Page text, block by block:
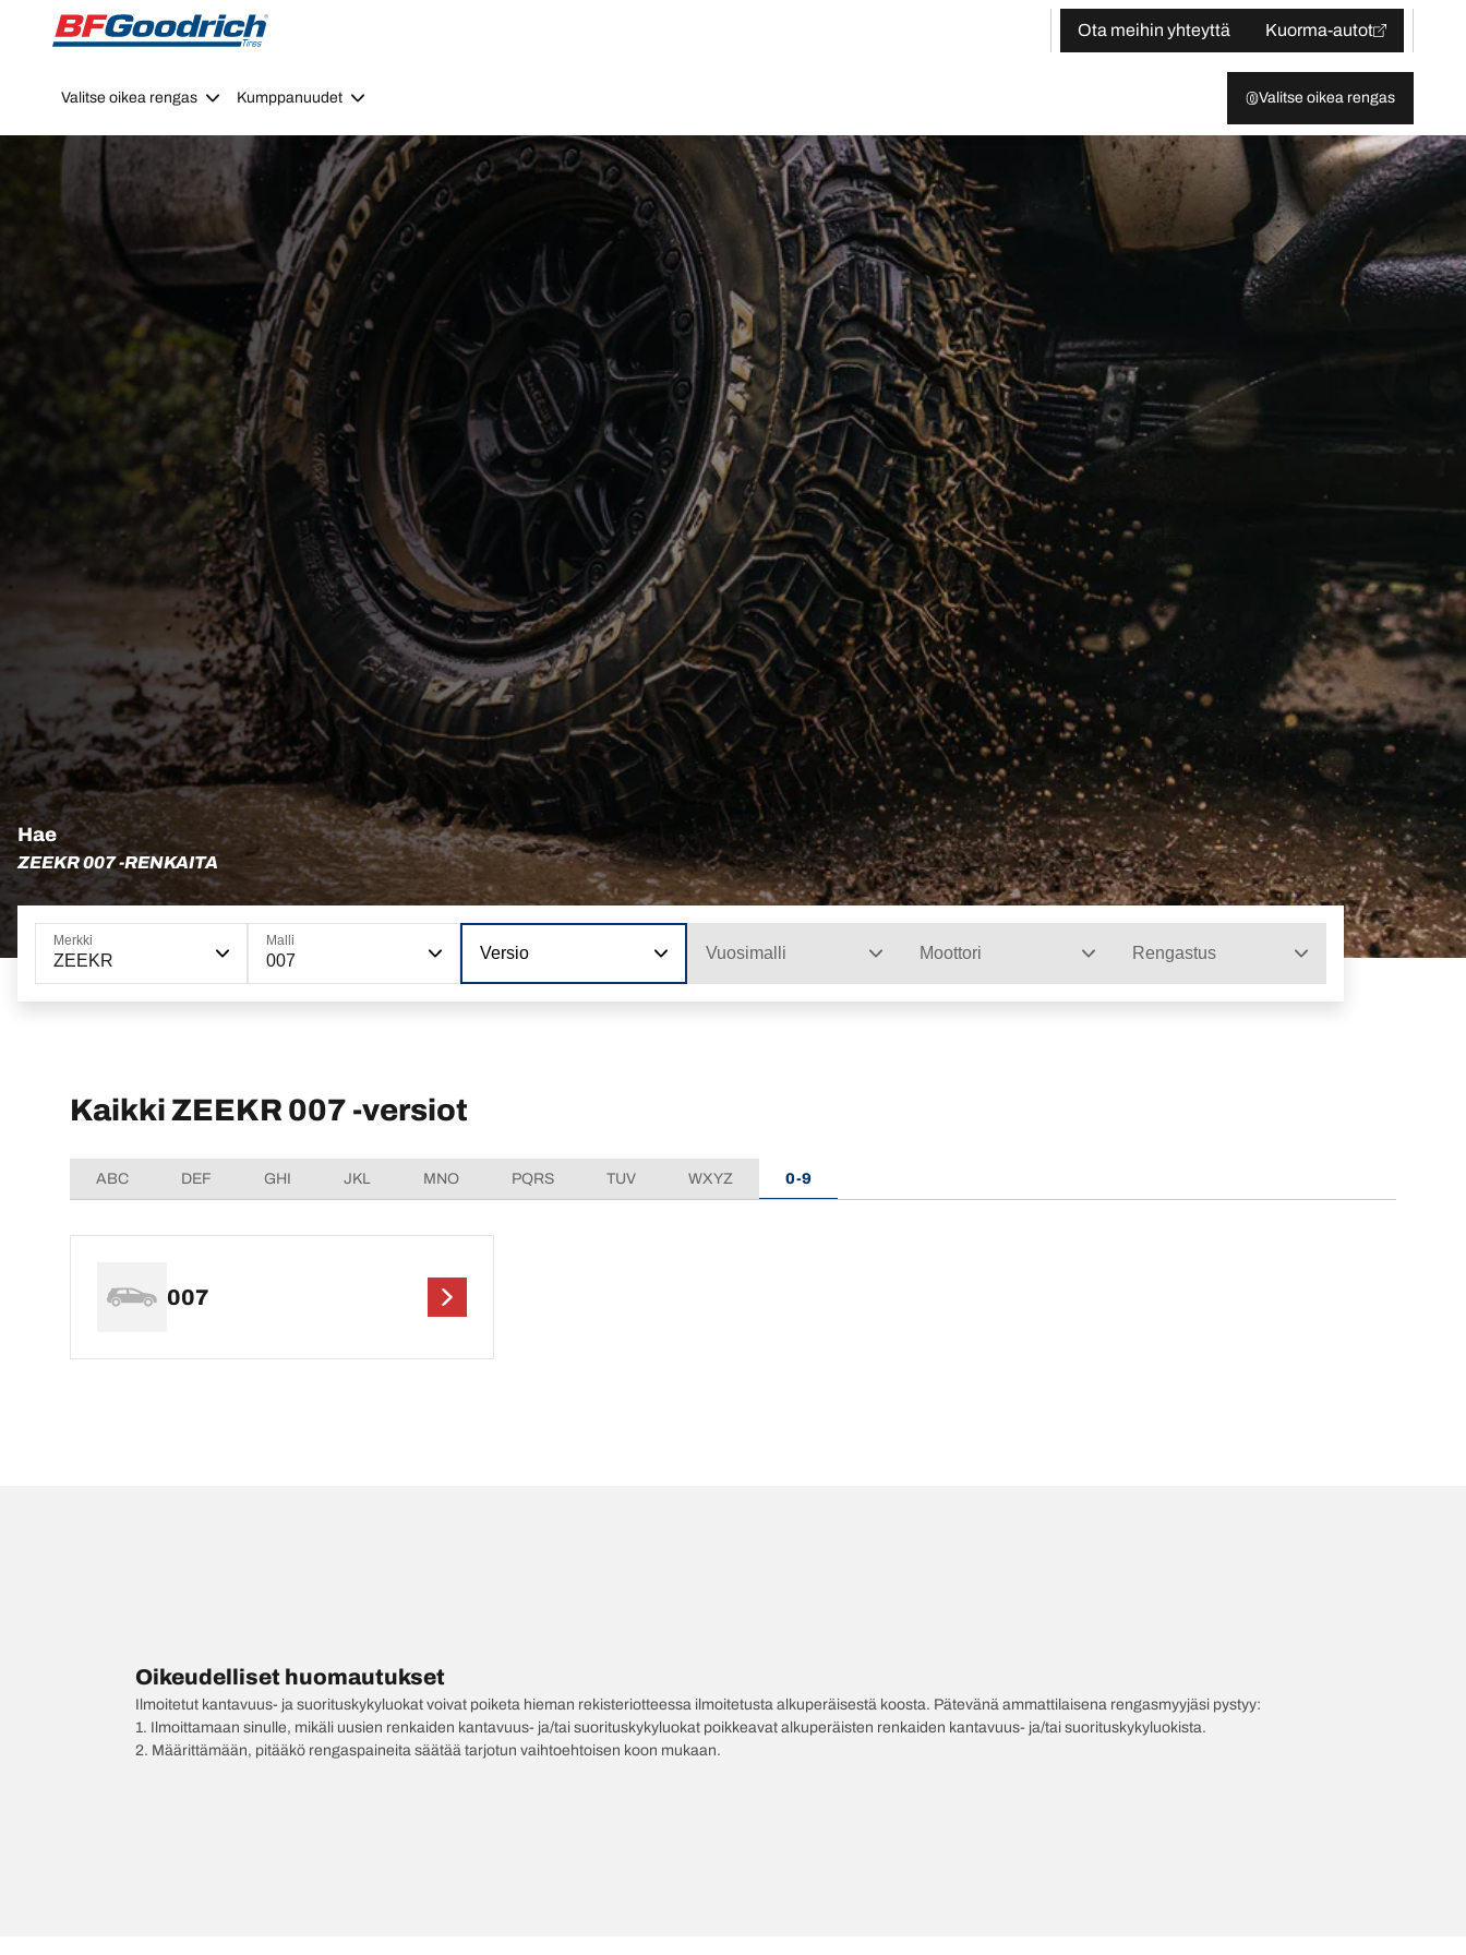
Go to page content
Go to page navigation
Ota meihin yhteyttä
Kuorma-autot
Valitse oikea rengas Kumppanuudet Valitse oikea rengas
Hae
ZEEKR 007 -RENKAITA
Merkki
ZEEKR
Malli
007 Versio Vuosimalli Moottori Rengastus
Kaikki ZEEKR 007 -versiot
ABC DEF GHI JKL MNO PQRS TUV WXYZ 0-9
007
Oikeudelliset huomautukset
Ilmoitetut kantavuus- ja suorituskykyluokat voivat poiketa hieman rekisteriotteessa ilmoitetusta alkuperäisestä koosta. Pätevänä ammattilaisena rengasmyyjäsi pystyy:
1. Ilmoittamaan sinulle, mikäli uusien renkaiden kantavuus- ja/tai suorituskykyluokat poikkeavat alkuperäisten renkaiden kantavuus- ja/tai suorituskykyluokista.
2. Määrittämään, pitääkö rengaspaineita säätää tarjotun vaihtoehtoisen koon mukaan.